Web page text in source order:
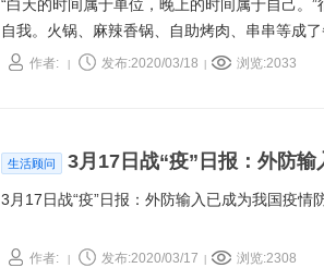
“白天的时间属于单位，晚上的时间属于自己。
自我。火锅、麻辣香锅、自助烤肉、串串等成
体不负责吗？来一起看看哪些器官对你的行为提
作者: 发布:2020/03/18 浏览:2033
生活顾问 3月17日战“疫”日报：外防输
3月17日战“疫”日报：外防输入已成为我国疫情
作者: 发布:2020/03/17 浏览:2308